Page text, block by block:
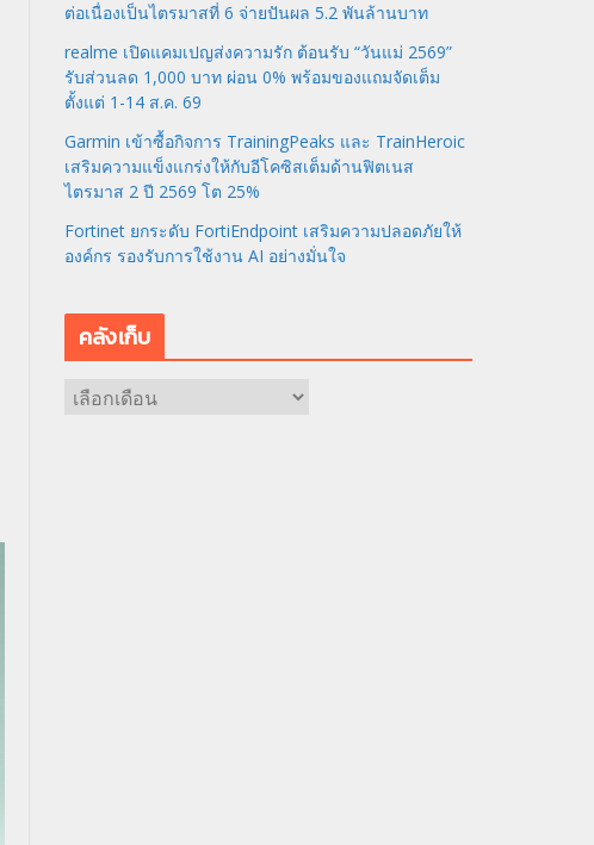
ต่อเนื่องเป็นไตรมาสที่ 6 จ่ายปันผล 5.2 พันล้านบาท
realme เปิดแคมเปญส่งความรัก ต้อนรับ “วันแม่ 2569”
รับส่วนลด 1,000 บาท ผ่อน 0% พร้อมของแถมจัดเต็ม
ตั้งแต่ 1-14 ส.ค. 69
Garmin เข้าซื้อกิจการ TrainingPeaks และ TrainHeroic
เสริมความแข็งแกร่งให้กับอีโคซิสเต็มด้านฟิตเนส
ไตรมาส 2 ปี 2569 โต 25%
Fortinet ยกระดับ FortiEndpoint เสริมความปลอดภัยให้
องค์กร รองรับการใช้งาน AI อย่างมั่นใจ
คลังเก็บ